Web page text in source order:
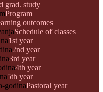
grad. study
Program
outcomes
Schedule of classes
1st year
2nd year
3rd year
4th year
5th year
Pastoral year